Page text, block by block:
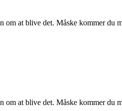
om at blive det. Måske kommer du
at blive det. Måske kommer du